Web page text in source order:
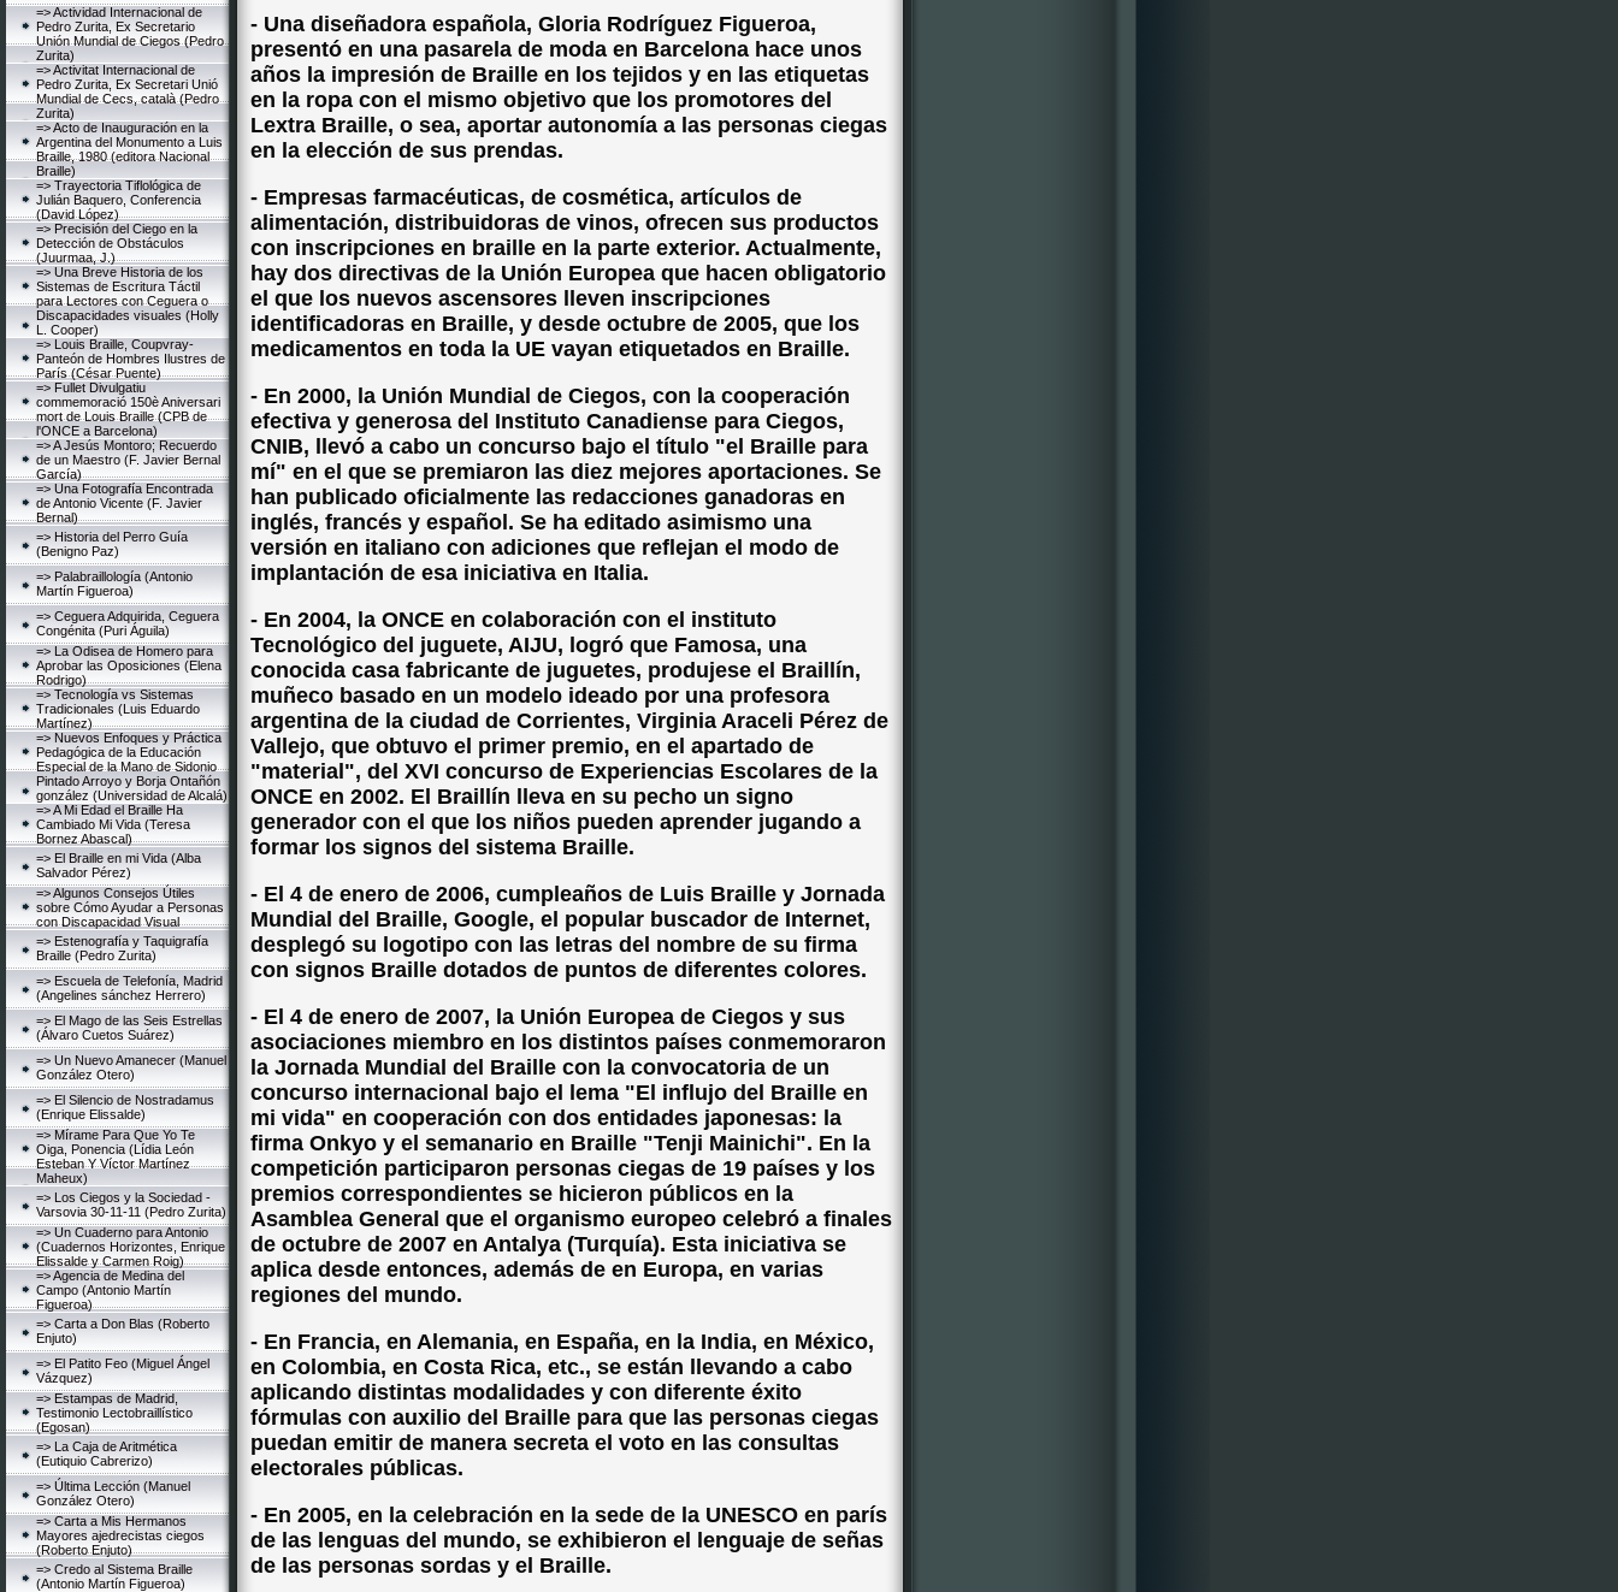
=> Actividad Internacional de
Pedro Zurita, Ex Secretario
Unión Mundial de Ciegos (Pedro
Zurita)
=> Activitat Internacional de
Pedro Zurita, Ex Secretari Unió
Mundial de Cecs, català (Pedro
Zurita)
=> Acto de Inauguración en la
Argentina del Monumento a Luis
Braille, 1980 (editora Nacional
Braille)
=> Trayectoria Tiflológica de
Julián Baquero, Conferencia
(David López)
=> Precisión del Ciego en la
Detección de Obstáculos
(Juurmaa, J.)
=> Una Breve Historia de los
Sistemas de Escritura Táctil
para Lectores con Ceguera o
Discapacidades visuales (Holly
L. Cooper)
=> Louis Braille, Coupvray-
Panteón de Hombres Ilustres de
París (César Puente)
=> Fullet Divulgatiu
commemoració 150è Aniversari
mort de Louis Braille (CPB de
l'ONCE a Barcelona)
=> A Jesús Montoro; Recuerdo
de un Maestro (F. Javier Bernal
García)
=> Una Fotografía Encontrada
de Antonio Vicente (F. Javier
Bernal)
=> Historia del Perro Guía
(Benigno Paz)
=> Palabraillología (Antonio
Martín Figueroa)
=> Ceguera Adquirida, Ceguera
Congénita (Puri Águila)
=> La Odisea de Homero para
Aprobar las Oposiciones (Elena
Rodrigo)
=> Tecnología vs Sistemas
Tradicionales (Luis Eduardo
Martínez)
=> Nuevos Enfoques y Práctica
Pedagógica de la Educación
Especial de la Mano de Sidonio
Pintado Arroyo y Borja Ontañón
gonzález (Universidad de Alcalá)
=> A Mi Edad el Braille Ha
Cambiado Mi Vida (Teresa
Bornez Abascal)
=> El Braille en mi Vida (Alba
Salvador Pérez)
=> Algunos Consejos Útiles
sobre Cómo Ayudar a Personas
con Discapacidad Visual
=> Estenografía y Taquigrafía
Braille (Pedro Zurita)
=> Escuela de Telefonía, Madrid
(Angelines sánchez Herrero)
=> El Mago de las Seis Estrellas
(Álvaro Cuetos Suárez)
=> Un Nuevo Amanecer (Manuel
González Otero)
=> El Silencio de Nostradamus
(Enrique Elissalde)
=> Mírame Para Que Yo Te
Oiga, Ponencia (Lídia León
Esteban Y Víctor Martínez
Maheux)
=> Los Ciegos y la Sociedad -
Varsovia 30-11-11 (Pedro Zurita)
=> Un Cuaderno para Antonio
(Cuadernos Horizontes, Enrique
Elissalde y Carmen Roig)
=> Agencia de Medina del
Campo (Antonio Martín
Figueroa)
=> Carta a Don Blas (Roberto
Enjuto)
=> El Patito Feo (Miguel Ángel
Vázquez)
=> Estampas de Madrid,
Testimonio Lectobraillístico
(Egosan)
=> La Caja de Aritmética
(Eutiquio Cabrerizo)
=> Última Lección (Manuel
González Otero)
=> Carta a Mis Hermanos
Mayores ajedrecistas ciegos
(Roberto Enjuto)
=> Credo al Sistema Braille
(Antonio Martín Figueroa)
- Una diseñadora española, Gloria Rodríguez Figueroa,
presentó en una pasarela de moda en Barcelona hace unos
años la impresión de Braille en los tejidos y en las etiquetas
en la ropa con el mismo objetivo que los promotores del
Lextra Braille, o sea, aportar autonomía a las personas ciegas
en la elección de sus prendas.
- Empresas farmacéuticas, de cosmética, artículos de
alimentación, distribuidoras de vinos, ofrecen sus productos
con inscripciones en braille en la parte exterior. Actualmente,
hay dos directivas de la Unión Europea que hacen obligatorio
el que los nuevos ascensores lleven inscripciones
identificadoras en Braille, y desde octubre de 2005, que los
medicamentos en toda la UE vayan etiquetados en Braille.
- En 2000, la Unión Mundial de Ciegos, con la cooperación
efectiva y generosa del Instituto Canadiense para Ciegos,
CNIB, llevó a cabo un concurso bajo el título "el Braille para
mí" en el que se premiaron las diez mejores aportaciones. Se
han publicado oficialmente las redacciones ganadoras en
inglés, francés y español. Se ha editado asimismo una
versión en italiano con adiciones que reflejan el modo de
implantación de esa iniciativa en Italia.
- En 2004, la ONCE en colaboración con el instituto
Tecnológico del juguete, AIJU, logró que Famosa, una
conocida casa fabricante de juguetes, produjese el Braillín,
muñeco basado en un modelo ideado por una profesora
argentina de la ciudad de Corrientes, Virginia Araceli Pérez de
Vallejo, que obtuvo el primer premio, en el apartado de
"material", del XVI concurso de Experiencias Escolares de la
ONCE en 2002. El Braillín lleva en su pecho un signo
generador con el que los niños pueden aprender jugando a
formar los signos del sistema Braille.
- El 4 de enero de 2006, cumpleaños de Luis Braille y Jornada
Mundial del Braille, Google, el popular buscador de Internet,
desplegó su logotipo con las letras del nombre de su firma
con signos Braille dotados de puntos de diferentes colores.
- El 4 de enero de 2007, la Unión Europea de Ciegos y sus
asociaciones miembro en los distintos países conmemoraron
la Jornada Mundial del Braille con la convocatoria de un
concurso internacional bajo el lema "El influjo del Braille en
mi vida" en cooperación con dos entidades japonesas: la
firma Onkyo y el semanario en Braille "Tenji Mainichi". En la
competición participaron personas ciegas de 19 países y los
premios correspondientes se hicieron públicos en la
Asamblea General que el organismo europeo celebró a finales
de octubre de 2007 en Antalya (Turquía). Esta iniciativa se
aplica desde entonces, además de en Europa, en varias
regiones del mundo.
- En Francia, en Alemania, en España, en la India, en México,
en Colombia, en Costa Rica, etc., se están llevando a cabo
aplicando distintas modalidades y con diferente éxito
fórmulas con auxilio del Braille para que las personas ciegas
puedan emitir de manera secreta el voto en las consultas
electorales públicas.
- En 2005, en la celebración en la sede de la UNESCO en parís
de las lenguas del mundo, se exhibieron el lenguaje de señas
de las personas sordas y el Braille.